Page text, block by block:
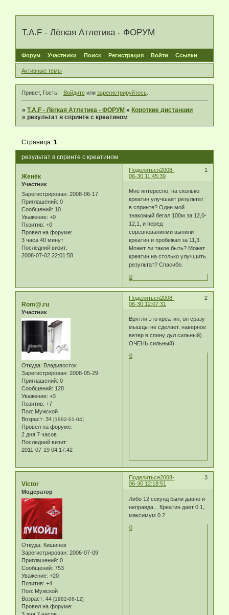
T.A.F - Лёгкая Атлетика - ФОРУМ
Форум Участники Поиск Регистрация Войти Ссылки
Активные темы
Привет, Гость! Войдитеили зарегистрируйтесь.
»T.A.F - Лёгкая Атлетика - ФОРУМ » Короткие дистанции
»результат в спринте с креатином
результат в спринте с креатином
Страница:1
Поделиться 1
2008-
06-30 11:45:39
Женёк
Участник
Зарегистрирован: 2008-06-17
Приглашений: 0
Сообщений: 10
Уважение: +0
Позитив: +0
Провел на форуме:
3 часа 40 минут
Последний визит:
2008-07-02 22:01:58
Мне интересно, на сколько
креатин улучшает результат
в спринте? Один мой
знакомый бегал 100м за 12,0-
12,1, и перед
соревнованиями выпили
креатин и пробежал за 11,3.
Может ли такое быть? Может
креатин на столько улучшить
результат? Спасибо.
0
Поделиться 2
2008-
06-30 12:07:31
Rom@.ru
Участник
Откуда: Владивосток
Зарегистрирован: 2008-05-29
Приглашений: 0
Сообщений: 128
Уважение: +3
Позитив: +7
Пол: Мужской
Возраст: 34 [1992-01-04]
Провел на форуме:
2 дня 7 часов
Последний визит:
2011-07-19 04:17:42
Врятли это креатин, он сразу
мышцы не сделает, наверное
ветер в спину дул сильный)
ОЧЕНЬ сильный)
0
Поделиться 3
2008-
06-30 12:18:51
Victor
Модератор
Откуда: Кишинев
Зарегистрирован: 2006-07-09
Приглашений: 0
Сообщений: 753
Уважение: +20
Позитив: +4
Пол: Мужской
Возраст: 44 [1982-06-12]
Провел на форуме:
3 дня 7 часов
Либо 12 секунд были давно и
неправда... Креатин дает 0.1,
максимум 0.2.
0